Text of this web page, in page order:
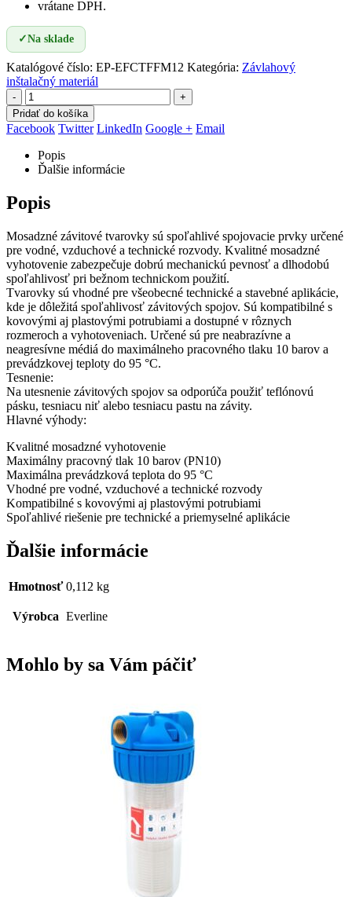
vrátane DPH.
✓Na sklade
Katalógové číslo: EP-EFCTFFM12 Kategória: Závlahový
inštalačný materiál
-
+
Pridať do košíka
Facebook Twitter LinkedIn Google + Email
Popis
Ďalšie informácie
Popis
Mosadzné závitové tvarovky sú spoľahlivé spojovacie prvky určené
pre vodné, vzduchové a technické rozvody. Kvalitné mosadzné
vyhotovenie zabezpečuje dobrú mechanickú pevnosť a dlhodobú
spoľahlivosť pri bežnom technickom použití.
Tvarovky sú vhodné pre všeobecné technické a stavebné aplikácie,
kde je dôležitá spoľahlivosť závitových spojov. Sú kompatibilné s
kovovými aj plastovými potrubiami a dostupné v rôznych
rozmeroch a vyhotoveniach. Určené sú pre neabrazívne a
neagresívne médiá do maximálneho pracovného tlaku 10 barov a
prevádzkovej teploty do 95 °C.
Tesnenie:
Na utesnenie závitových spojov sa odporúča použiť teflónovú
pásku, tesniacu niť alebo tesniacu pastu na závity.
Hlavné výhody:
Kvalitné mosadzné vyhotovenie
Maximálny pracovný tlak 10 barov (PN10)
Maximálna prevádzková teplota do 95 °C
Vhodné pre vodné, vzduchové a technické rozvody
Kompatibilné s kovovými aj plastovými potrubiami
Spoľahlivé riešenie pre technické a priemyselné aplikácie
Ďalšie informácie
Hmotnosť 0,112 kg
Výrobca Everline
Mohlo by sa Vám páčiť